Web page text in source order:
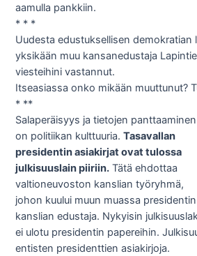
aamulla pankkiin.
* * *
Uudesta edustuksellisen demokratian
yksikään muu kansanedustaja
viesteihini vastannut.
Itseasiassa onko mikään muuttunut?
* **
Salaperäisyys ja tietojen panttaaminen
on politiikan kulttuuria.Tasavallan
presidentin asiakirjat ovat tulossa
julkisuuslain piiriin. Tätä ehdottaa
valtioneuvoston kanslian työryhmä,
johon kuului muun muassa presidentin
kanslian edustaja. Nykyisin
ei ulotu presidentin papereihin.
entisten presidenttien asiakirjoja.